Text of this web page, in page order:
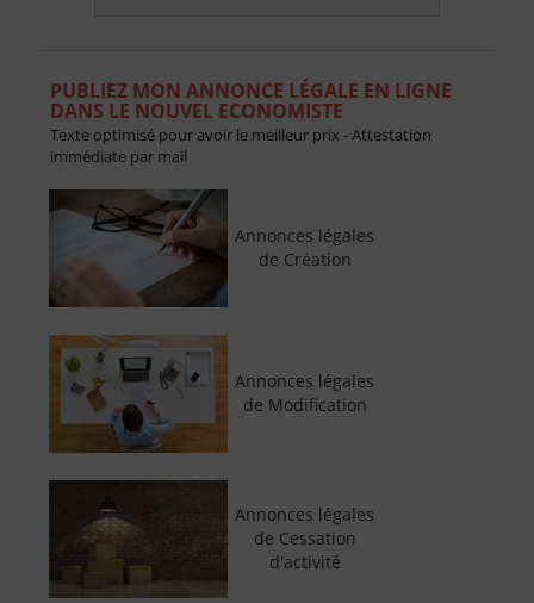
PUBLIEZ MON ANNONCE LÉGALE EN LIGNE
DANS LE NOUVEL ECONOMISTE
Texte optimisé pour avoir le meilleur prix - Attestation
immédiate par mail
Annonces légales
de Création
Annonces légales
de Modification
Annonces légales
de Cessation
d'activité